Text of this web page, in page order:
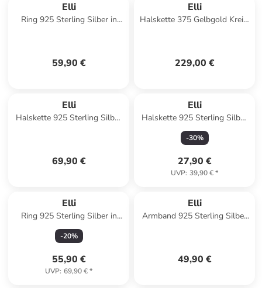
Elli
Ring 925 Sterling Silber in
59,90 €
Elli
Halskette 375 Gelbgold Kreis,
229,00 €
Elli
Halskette 925 Sterling Silber
69,90 €
Elli
Halskette 925 Sterling Silber
Charmträger in Schwarz
-30%
27,90 €
UVP: 39,90 €*
Elli
Ring 925 Sterling Silber in
Gold
-20%
55,90 €
UVP: 69,90 €*
Elli
Armband 925 Sterling Silber
49,90 €